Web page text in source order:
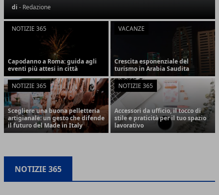
di - Redazione
NOTIZIE 365
Capodanno a Roma: guida agli
eventi più attesi in città
VACANZE
Crescita esponenziale del
turismo in Arabia Saudita
NOTIZIE 365
Scegliere una buona pelletteria
artigianale: un gesto che difende
il futuro del Made in Italy
NOTIZIE 365
Accessori da ufficio, il tocco di
stile e praticità per il tuo spazio
lavorativo
NOTIZIE 365